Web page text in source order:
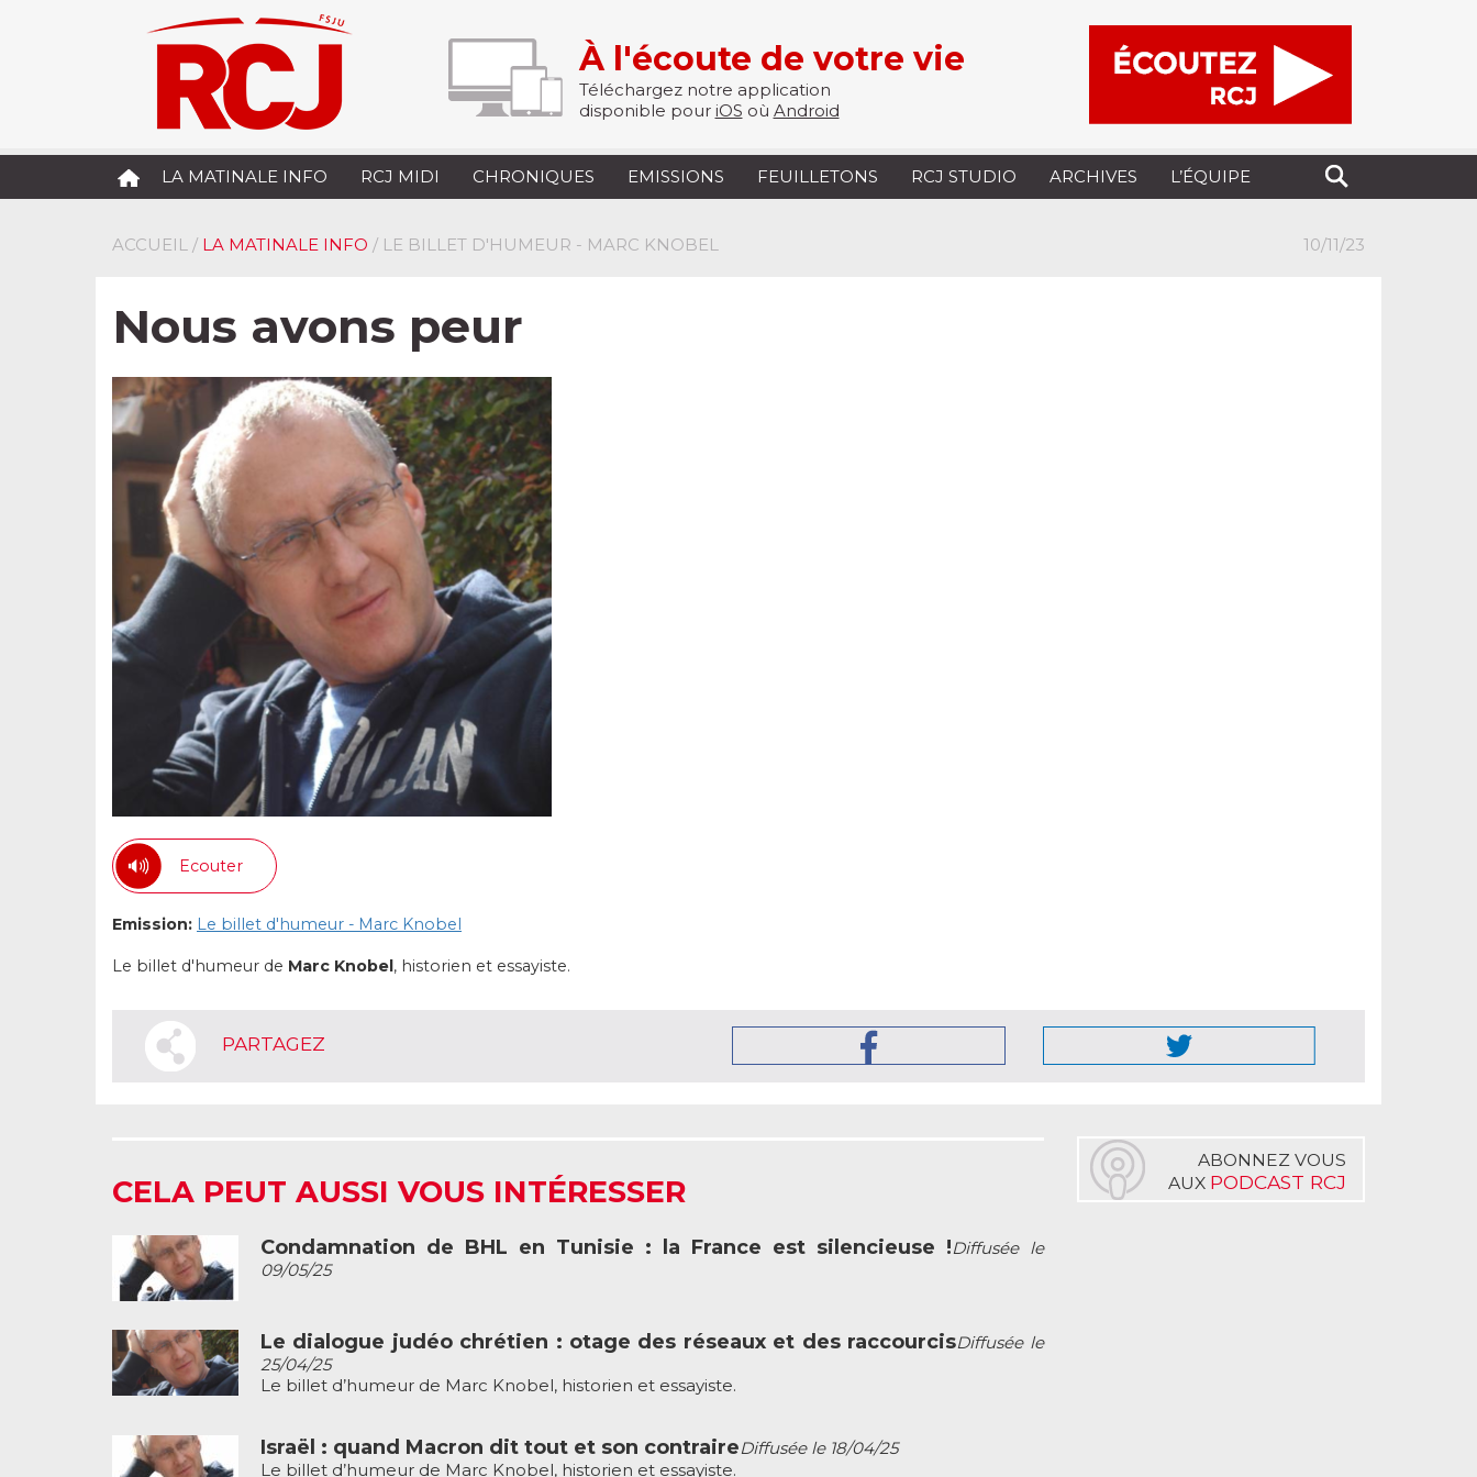
À l'écoute de votre vie
Téléchargez notre application
disponible pour iOS où Android
LA MATINALE INFO RCJ MIDI CHRONIQUES EMISSIONS FEUILLETONS RCJ STUDIO ARCHIVES L’ÉQUIPE
ACCUEIL / LA MATINALE INFO / LE BILLET D'HUMEUR - MARC KNOBEL 10/11/23
Nous avons peur
Ecouter
Emission: Le billet d'humeur - Marc Knobel
Le billet d'humeur de Marc Knobel, historien et essayiste.
PARTAGEZ
CELA PEUT AUSSI VOUS INTÉRESSER
Condamnation de BHL en Tunisie : la France est silencieuse !Diffusée le
09/05/25
Le dialogue judéo chrétien : otage des réseaux et des raccourcisDiffusée le
25/04/25
Le billet d’humeur de Marc Knobel, historien et essayiste.
Israël : quand Macron dit tout et son contraireDiffusée le 18/04/25
Le billet d’humeur de Marc Knobel, historien et essayiste.
ABONNEZ VOUS
AUX PODCAST RCJ